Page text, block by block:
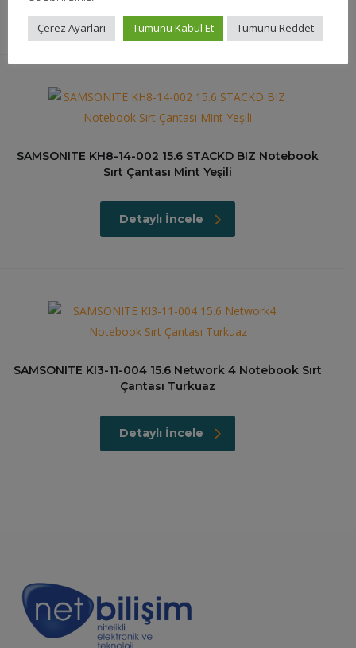
SAMSONITE KH8-14-002 15.6 STACKD BIZ Notebook
Sırt Çantası Mint Yeşili
Detaylı İncele
SAMSONITE KI3-11-004 15.6 Network 4 Notebook Sırt
Çantası Turkuaz
Detaylı İncele
Çerez Ayarları Tümünü Kabul Et Tümünü Reddet